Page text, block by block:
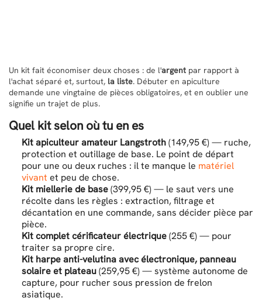
Un kit fait économiser deux choses : de l'argent par rapport à
l'achat séparé et, surtout, la liste. Débuter en apiculture
demande une vingtaine de pièces obligatoires, et en oublier une
signifie un trajet de plus.
Quel kit selon où tu en es
Kit apiculteur amateur Langstroth(149,95 €) — ruche,
protection et outillage de base. Le point de départ
pour une ou deux ruches : il te manque le matériel
vivant et peu de chose.
Kit miellerie de base(399,95 €) — le saut vers une
récolte dans les règles : extraction, filtrage et
décantation en une commande, sans décider pièce par
pièce.
Kit complet cérificateur électrique(255 €) — pour
traiter sa propre cire.
Kit harpe anti-velutina avec électronique, panneau
solaire et plateau(259,95 €) — système autonome de
capture, pour rucher sous pression de frelon
asiatique.